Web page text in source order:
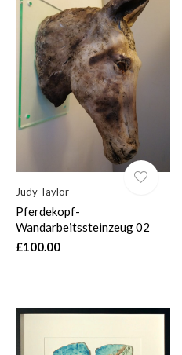
Judy Taylor
Pferdekopf-
Wandarbeitssteinzeug 02
£100.00